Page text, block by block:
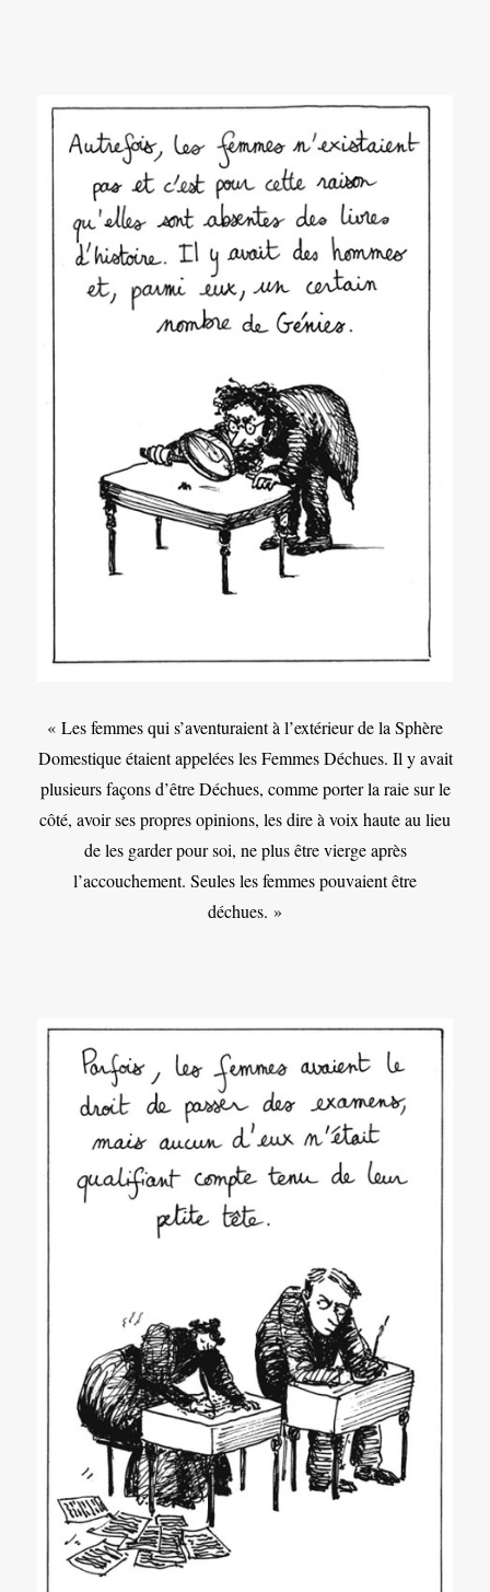
« Les femmes qui s’aventuraient à l’extérieur de la Sphère
Domestique étaient appelées les Femmes Déchues. Il y avait
plusieurs façons d’être Déchues, comme porter la raie sur le
côté, avoir ses propres opinions, les dire à voix haute au lieu
de les garder pour soi, ne plus être vierge après
l’accouchement. Seules les femmes pouvaient être
déchues. »